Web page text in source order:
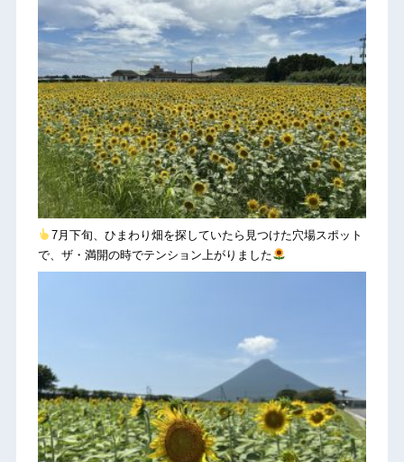
7月下旬、ひまわり畑を探していたら見つけた穴場スポット
で、ザ・満開の時でテンション上がりました